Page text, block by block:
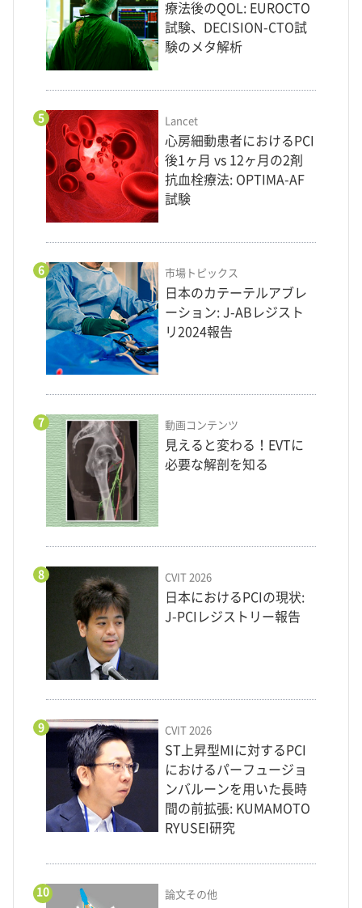
療法後のQOL: EUROCTO
試験、DECISION-CTO試
験のメタ解析
5 Lancet
心房細動患者におけるPCI
後1ヶ月 vs 12ヶ月の2剤
抗血栓療法: OPTIMA-AF
試験
6 市場トピックス
日本のカテーテルアブレ
ーション: J-ABレジスト
リ2024報告
7 動画コンテンツ
見えると変わる！EVTに
必要な解剖を知る
8 CVIT 2026
日本におけるPCIの現状:
J-PCIレジストリー報告
9 CVIT 2026
ST上昇型MIに対するPCI
におけるパーフュージョ
ンバルーンを用いた長時
間の前拡張: KUMAMOTO
RYUSEI研究
10 論文その他